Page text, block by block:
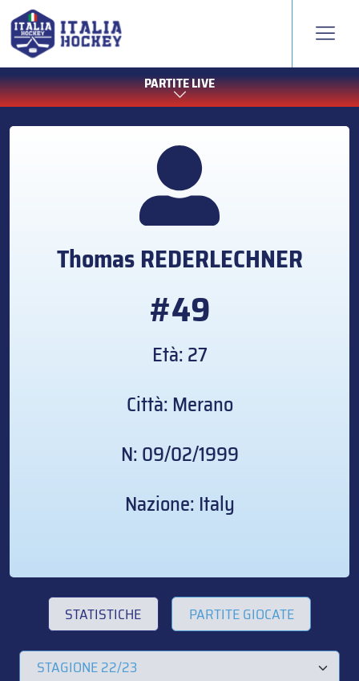
PARTITE LIVE
ThomasREDERLECHNER
#49
Età: 27
Città: Merano
N: 09/02/1999
Nazione: Italy
STATISTICHE PARTITE GIOCATE